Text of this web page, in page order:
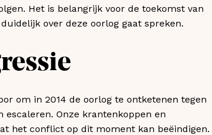
Het is belangrijk voor de toekomst van
over deze oorlog gaat spreken.
om in 2014 de oorlog te ontketenen tegen
escaleren. Onze krantenkoppen en
het conflict op dit moment kan beëindigen.